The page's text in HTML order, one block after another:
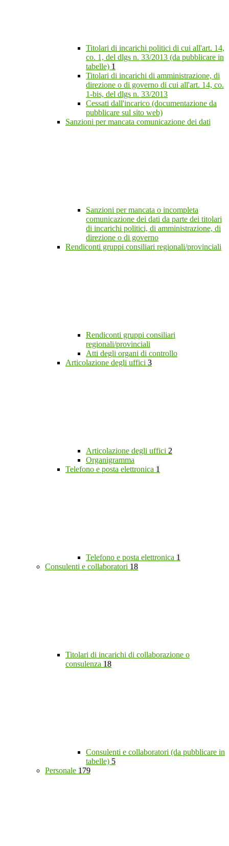
Titolari di incarichi politici di cui all'art. 14,
co. 1, del dlgs n. 33/2013 (da pubblicare in
tabelle) 1
Titolari di incarichi di amministrazione, di
direzione o di governo di cui all'art. 14, co.
1-bis, del dlgs n. 33/2013
Cessati dall'incarico (documentazione da
pubblicare sul sito web)
Sanzioni per mancata comunicazione dei dati
Sanzioni per mancata o incompleta
comunicazione dei dati da parte dei titolari
di incarichi politici, di amministrazione, di
direzione o di governo
Rendiconti gruppi consiliari regionali/provinciali
Rendiconti gruppi consiliari
regionali/provinciali
Atti degli organi di controllo
Articolazione degli uffici 3
Articolazione degli uffici 2
Organigramma
Telefono e posta elettronica 1
Telefono e posta elettronica 1
Consulenti e collaboratori 18
Titolari di incarichi di collaborazione o
consulenza 18
Consulenti e collaboratori (da pubblicare in
tabelle) 5
Personale 179